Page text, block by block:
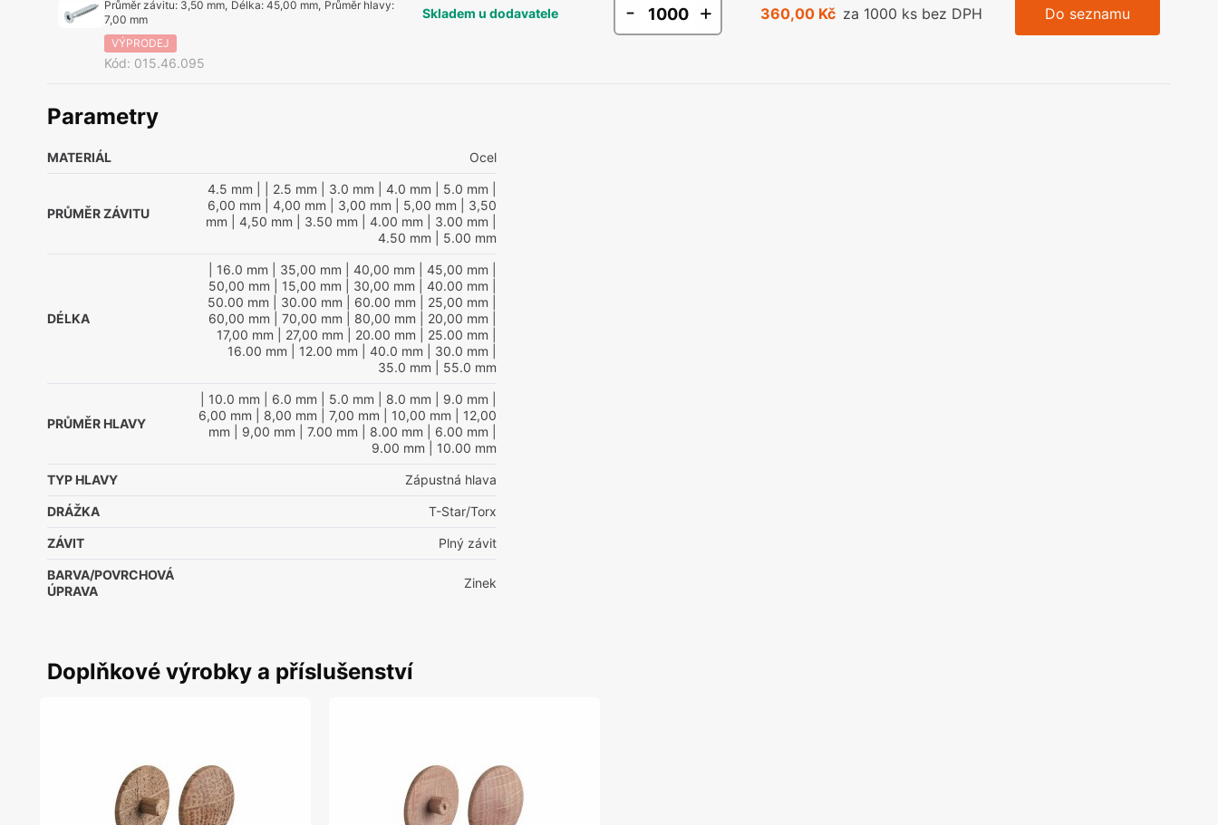
Průměr závitu: 3,50 mm, Délka:45,00 mm, Průměr hlavy:
7,00 mm
VÝPRODEJ
Kód: 015.46.095
Skladem u dodavatele - + 360,00 Kč za 1000 ks bez DPH Do seznamu
Parametry
MATERIÁL Ocel
PRŮMĚR ZÁVITU
4.5 mm | 2.5 mm | 3.0 mm | 4.0 mm | 5.0 mm
6,00 mm | 4,00 mm | 3,00 mm | 5,00 mm | 3,50
mm | 4,50 mm | 3.50 mm | 4.00 mm | 3.00 mm
4.50 mm | 5.00 mm
DÉLKA
| 16.0 mm | 35,00 mm | 40,00 mm | 45,00 mm
50,00 mm | 15,00 mm | 30,00 mm | 40.00 mm
50.00 mm | 30.00 mm | 60.00 mm | 25,00 mm
60,00 mm | 70,00 mm | 80,00 mm | 20,00 mm
17,00 mm | 27,00 mm | 20.00 mm | 25.00 mm
16.00 mm | 12.00 mm | 40.0 mm | 30.0 mm
35.0 mm | 55.0 mm
PRŮMĚR HLAVY
| 10.0 mm | 6.0 mm | 5.0 mm | 8.0 mm | 9.0 mm
6,00 mm | 8,00 mm | 7,00 mm | 10,00 mm | 12,00
mm | 9,00 mm | 7.00 mm | 8.00 mm | 6.00 mm
9.00 mm | 10.00 mm
TYP HLAVY Zápustná hlava
DRÁŽKA T-Star/Torx
ZÁVIT Plný závit
BARVA/POVRCHOVÁ
ÚPRAVA
Zinek
Doplňkové výrobky a příslušenství